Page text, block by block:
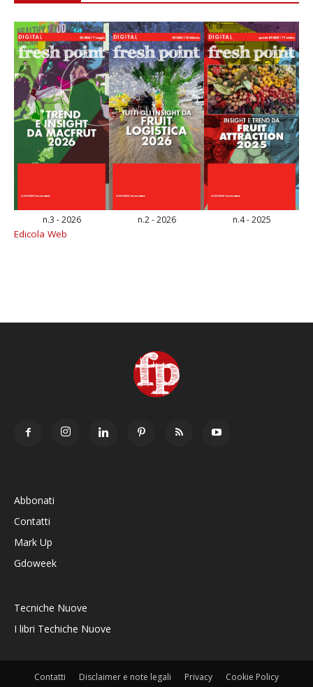
n.3 - 2026 n.2 - 2026 n.4 - 2025
Edicola Web
Abbonati
Contatti
Mark Up
Gdoweek
Tecniche Nuove
I libri Techiche Nuove
Contatti Disclaimer e note legali Privacy Cookie Policy